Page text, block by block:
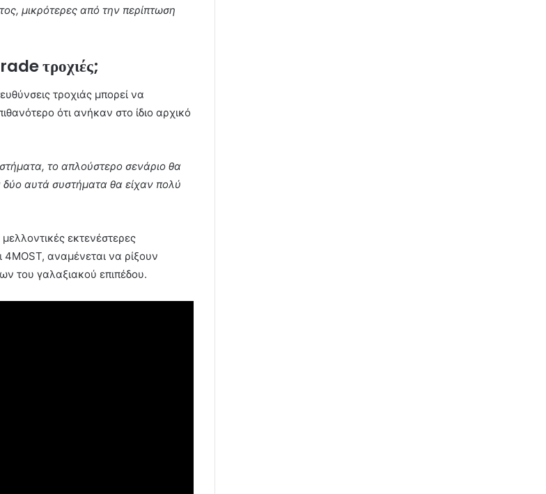
μικρότερες από την περίπτωση
τροχιές;
τροχιάς μπορεί να
ότι ανήκαν στο ίδιο αρχικό
το απλούστερο σενάριο θα
αυτά συστήματα θα είχαν πολύ
εκτενέστερες
αναμένεται να ρίξουν
του γαλαξιακού επιπέδου.